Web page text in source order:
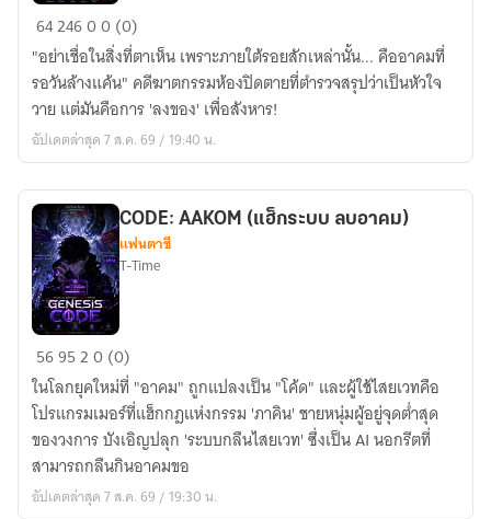
ระบบ
กลศาสตร์
อาคม:
The
Occult
Mechanics
6424600 (0)
"อย่าเชื่อในสิ่งที่ตาเห็น เพราะภายใต้รอยสักเหล่านั้น... คืออาคมที่
รอวันล้างแค้น" คดีฆาตกรรมห้องปิดตายที่ตำรวจสรุปว่าเป็นหัวใจ
วาย แต่มันคือการ 'ลงของ' เพื่อสังหาร!
อัปเดตล่าสุด 7 ส.ค. 69 / 19:40 น.
CODE:
AAKOM
(แฮ็
กระ
บบ
ลบ
อาคม)
CODE: AAKOM (แฮ็กระบบ ลบอาคม)
แฟนตาซี
T-Time
569520 (0)
ในโลกยุคใหม่ที่ "อาคม" ถูกแปลงเป็น "โค้ด" และผู้ใช้ไสยเวทคือ
โปรแกรมเมอร์ที่แฮ็กกฎแห่งกรรม 'ภาคิน' ชายหนุ่มผู้อยู่จุดต่ำสุด
ของวงการ บังเอิญปลุก 'ระบบกลืนไสยเวท' ซึ่งเป็น AI นอกรีตที่
สามารถกลืนกินอาคมขอ
อัปเดตล่าสุด 7 ส.ค. 69 / 19:30 น.